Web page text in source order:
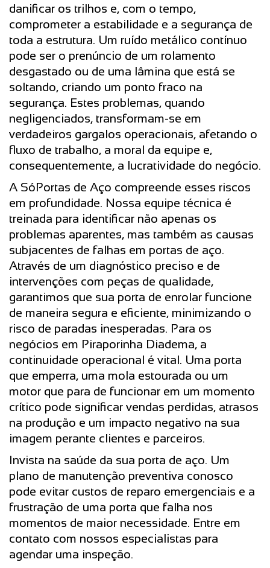
danificar os trilhos e, com o tempo,
comprometer a estabilidade e a segurança de
toda a estrutura. Um ruído metálico contínuo
pode ser o prenúncio de um rolamento
desgastado ou de uma lâmina que está se
soltando, criando um ponto fraco na
segurança. Estes problemas, quando
negligenciados, transformam-se em
verdadeiros gargalos operacionais, afetando o
fluxo de trabalho, a moral da equipe e,
consequentemente, a lucratividade do negócio.
A SóPortas de Aço compreende esses riscos
em profundidade. Nossa equipe técnica é
treinada para identificar não apenas os
problemas aparentes, mas também as causas
subjacentes de falhas em portas de aço.
Através de um diagnóstico preciso e de
intervenções com peças de qualidade,
garantimos que sua porta de enrolar funcione
de maneira segura e eficiente, minimizando o
risco de paradas inesperadas. Para os
negócios em Piraporinha Diadema, a
continuidade operacional é vital. Uma porta
que emperra, uma mola estourada ou um
motor que para de funcionar em um momento
crítico pode significar vendas perdidas, atrasos
na produção e um impacto negativo na sua
imagem perante clientes e parceiros.
Invista na saúde da sua porta de aço. Um
plano de manutenção preventiva conosco
pode evitar custos de reparo emergenciais e a
frustração de uma porta que falha nos
momentos de maior necessidade. Entre em
contato com nossos especialistas para
agendar uma inspeção.